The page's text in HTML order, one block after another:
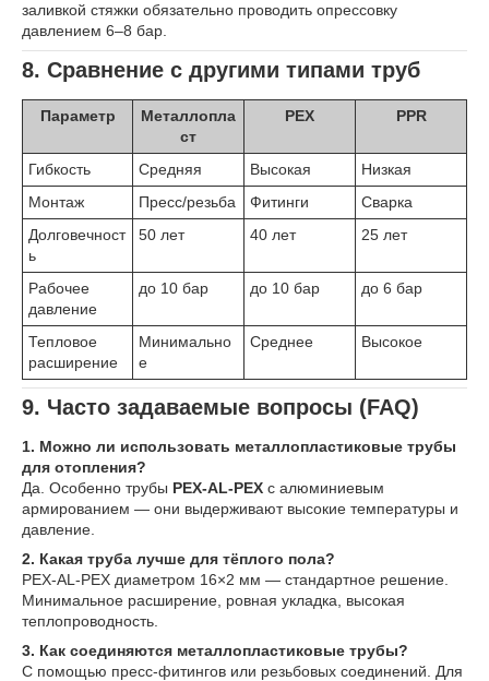
заливкой стяжки обязательно проводить опрессовку
давлением 6–8 бар.
8. Сравнение с другими типами труб
Параметр
Металлопла
ст
PEX PPR
Гибкость Средняя Высокая
Низкая
Монтаж
Пресс/резьба Фитинги
Сварка
Долговечност
ь
50 лет 40 лет 25 лет
Рабочее
давление
до 10 бар до 10 бар до 6 бар
Тепловое
расширение
Минимально
е
Среднее Высокое
9. Часто задаваемые вопросы (FAQ)
1. Можно ли использовать металлопластиковые трубы
для отопления?
Да. Особенно трубы PEX-AL-PEX с алюминиевым
армированием — они выдерживают высокие температуры и
давление.
2. Какая труба лучше для тёплого пола?
PEX-AL-PEX диаметром 16×2 мм — стандартное решение.
Минимальное расширение, ровная укладка, высокая
теплопроводность.
3. Как соединяются металлопластиковые трубы?
С помощью пресс-фитингов или резьбовых соединений. Для